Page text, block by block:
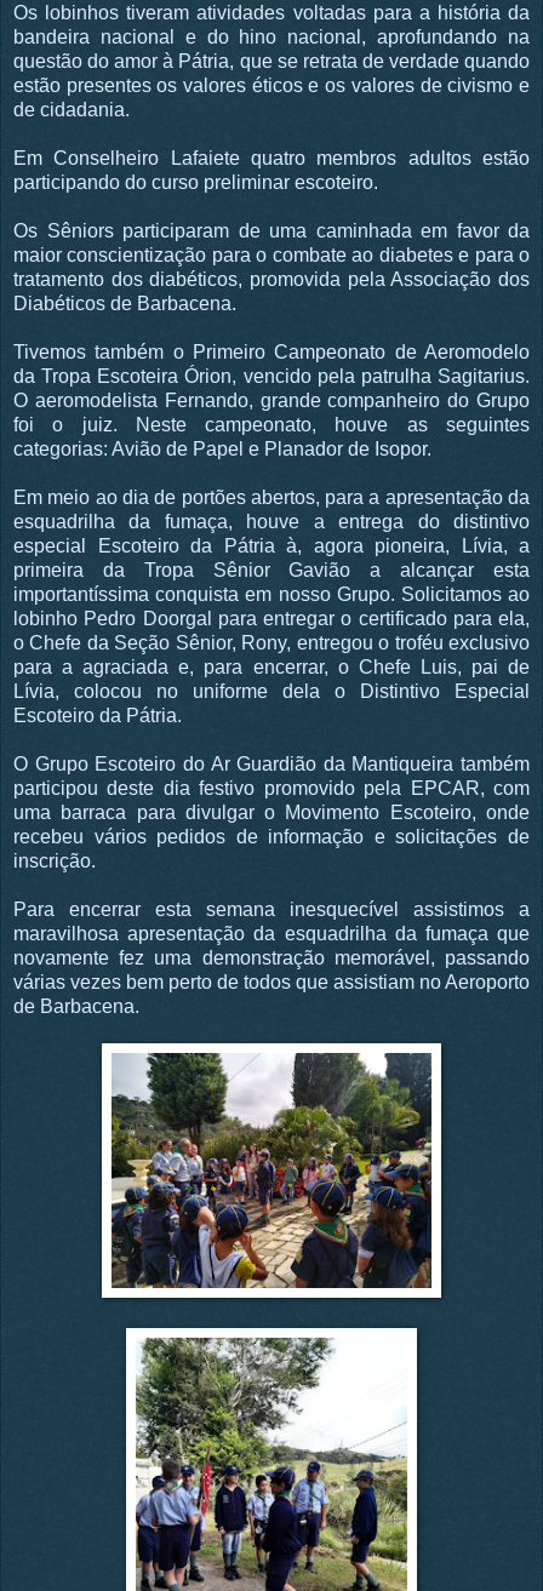
Os lobinhos tiveram atividades voltadas para a história da
bandeira nacional e do hino nacional, aprofundando na
questão do amor à Pátria, que se retrata de verdade quando
estão presentes os valores éticos e os valores de civismo e
de cidadania.
Em Conselheiro Lafaiete quatro membros adultos estão
participando do curso preliminar escoteiro.
Os Sêniors participaram de uma caminhada em favor da
maior conscientização para o combate ao diabetes e para o
tratamento dos diabéticos, promovida pela Associação dos
Diabéticos de Barbacena.
Tivemos também o Primeiro Campeonato de Aeromodelo
da Tropa Escoteira Órion, vencido pela patrulha Sagitarius.
O aeromodelista Fernando, grande companheiro do Grupo
foi o juiz. Neste campeonato, houve as seguintes
categorias: Avião de Papel e Planador de Isopor.
Em meio ao dia de portões abertos, para a apresentação da
esquadrilha da fumaça, houve a entrega do distintivo
especial Escoteiro da Pátria à, agora pioneira, Lívia, a
primeira da Tropa Sênior Gavião a alcançar esta
importantíssima conquista em nosso Grupo. Solicitamos ao
lobinho Pedro Doorgal para entregar o certificado para ela,
o Chefe da Seção Sênior, Rony, entregou o troféu exclusivo
para a agraciada e, para encerrar, o Chefe Luis, pai de
Lívia, colocou no uniforme dela o Distintivo Especial
Escoteiro da Pátria.
O Grupo Escoteiro do Ar Guardião da Mantiqueira também
participou deste dia festivo promovido pela EPCAR, com
uma barraca para divulgar o Movimento Escoteiro, onde
recebeu vários pedidos de informação e solicitações de
inscrição.
Para encerrar esta semana inesquecível assistimos a
maravilhosa apresentação da esquadrilha da fumaça que
novamente fez uma demonstração memorável, passando
várias vezes bem perto de todos que assistiam no Aeroporto
de Barbacena.